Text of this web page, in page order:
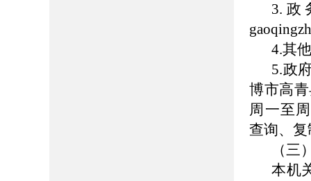
3.政
4.其
5.政
博市高
周一至
查询、
（三
本机